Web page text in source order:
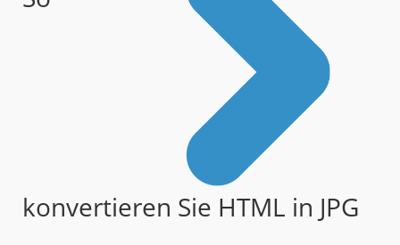
konvertieren Sie HTML in JPG